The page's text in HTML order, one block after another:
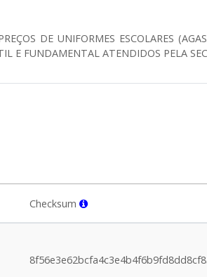
DE UNIFORMES ESCOLARES
E FUNDAMENTAL ATENDIDOS PELA
Checksum